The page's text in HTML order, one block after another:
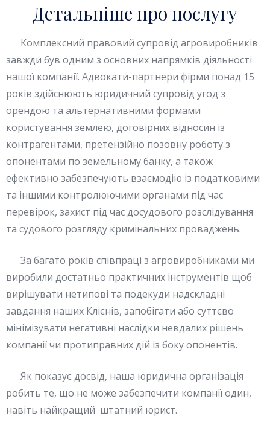
Детальніше про послугу
Комплексний правовий супровід агровиробників
завжди був одним з основних напрямків діяльності
нашої компанії. Адвокати-партнери фірми понад 15
років здійснюють юридичний супровід угод з
орендою та альтернативними формами
користування землею, договірних відносин із
контрагентами, претензійно позовну роботу з
опонентами по земельному банку, а також
ефективно забезпечують взаємодію із податковими
та іншими контролюючими органами під час
перевірок, захист під час досудового розслідування
та судового розгляду кримінальних проваджень.
За багато років співпраці з агровиробниками ми
виробили достатньо практичних інструментів щоб
вирішувати нетипові та подекуди надскладні
завдання наших Клієнів, запобігати або суттєво
мінімізувати негативні наслідки невдалих рішень
компанії чи протиправних дій із боку опонентів.
Як показує досвід, наша юридична організація
робить те, що не може забезпечити компанії один,
навіть найкращий штатний юрист.